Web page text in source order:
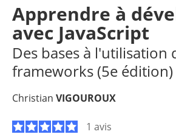
Apprendre à
avec JavaScript
Des bases à l'utilisation
frameworks (5e édition)
Christian VIGOUROUX
1 avis